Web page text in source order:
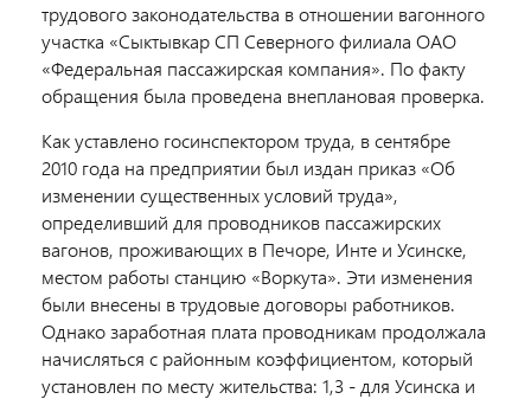
трудового законодательства в отношении вагонного
участка «Сыктывкар СП Северного филиала ОАО
«Федеральная пассажирская компания». По факту
обращения была проведена внеплановая проверка.
Как уставлено госинспектором труда, в сентябре
2010 года на предприятии был издан приказ «Об
изменении существенных условий труда»,
определивший для проводников пассажирских
вагонов, проживающих в Печоре, Инте и Усинске,
местом работы станцию «Воркута». Эти изменения
были внесены в трудовые договоры работников.
Однако заработная плата проводникам продолжала
начисляться с районным коэффициентом, который
установлен по месту жительства: 1,3 - для Усинска и